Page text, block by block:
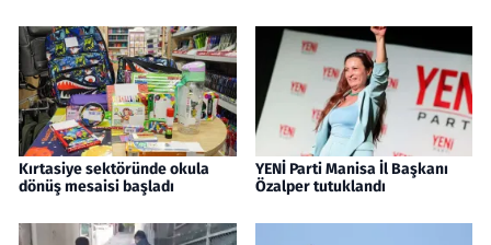
Kırtasiye sektöründe okula
dönüş mesaisi başladı
YENİ Parti Manisa İl Başkanı
Özalper tutuklandı